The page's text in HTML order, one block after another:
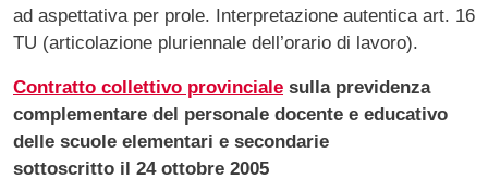
ad aspettativa per prole. Interpretazione autentica art. 16
TU (articolazione pluriennale dell’orario di lavoro).
Contratto collettivo provinciale sulla previdenza
complementare del personale docente e educativo
delle scuole elementari e secondarie
sottoscritto il 24 ottobre 2005